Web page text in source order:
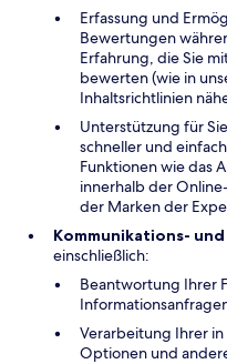
Erfassung und
Bewertungen
Erfahrung, die Sie
bewerten (wie in
Inhaltsrichtlinien
Unterstützung für
schneller und
Funktionen wie das
innerhalb der
der Marken der
Kommunikations-
einschließlich:
Beantwortung Ihrer
Verarbeitung Ihrer
Optionen und